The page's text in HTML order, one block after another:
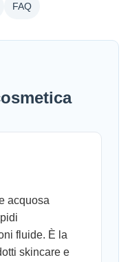
FAQ
acquosa
fluide. È la
skincare e